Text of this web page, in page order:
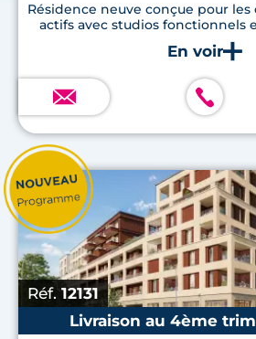
Résidence neuve conçue pour
actifs avec studios fonctionnels
Réf.12131
Livraison au 4ème